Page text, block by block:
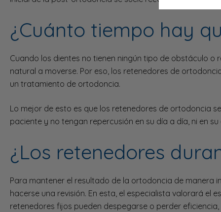
¿Cuánto tiempo hay
Cuando los dientes no tienen ningún tipo de obstáculo o
natural a moverse. Por eso, los retenedores de
un tratamiento de ortodoncia.
Lo mejor de esto es que los retenedores de ortodoncia
paciente y no tengan repercusión en su día a día, ni en su
¿Los retenedores
Para mantener el resultado de la ortodoncia de manera
hacerse una revisión. En esta, el especialista valorará el
retenedores fijos pueden despegarse o perder